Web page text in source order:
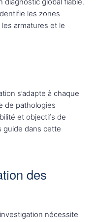
les zones
armatures et le
s’adapte à chaque
de pathologies
et objectifs de
guide dans cette
des
nécessite